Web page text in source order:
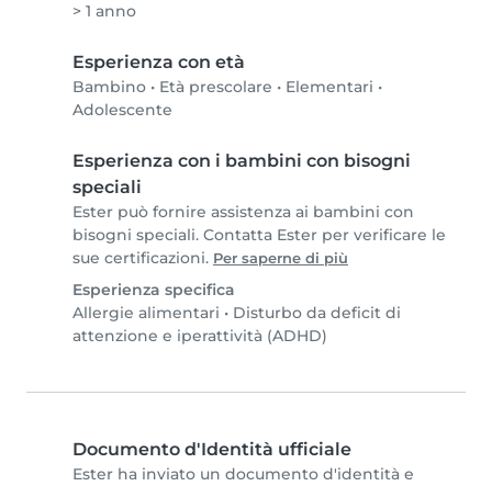
> 1 anno
Esperienza con età
Bambino • Età prescolare • Elementari •
Adolescente
Esperienza con i bambini con bisogni
speciali
Ester può fornire assistenza ai bambini con
bisogni speciali. Contatta Ester per verificare le
sue certificazioni. Per saperne di più
Esperienza specifica
Allergie alimentari • Disturbo da deficit di
attenzione e iperattività (ADHD)
Documento d'Identità ufficiale
Ester ha inviato un documento d'identità e